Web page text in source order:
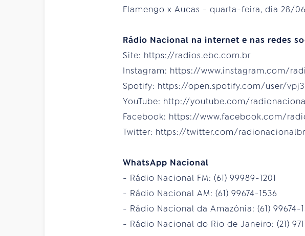
Flamengo x Aucas - quarta-feira, dia 28/
Rádio Nacional na internet e nas redes
Site: https://radios.ebc.com.br
Instagram: https://www.instagram.com/
Spotify: https://open.spotify.com/user/
YouTube: http://youtube.com/
Facebook: https://www.facebook.com/
Twitter: https://twitter.com/radionacionalbr
WhatsApp Nacional
- Rádio Nacional FM: (61) 99989-1201
- Rádio Nacional AM: (61) 99674-1536
- Rádio Nacional da Amazônia: (61) 99674-
- Rádio Nacional do Rio de Janeiro: (21)